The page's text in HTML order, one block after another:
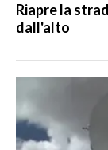
Riapre la
dall'alto